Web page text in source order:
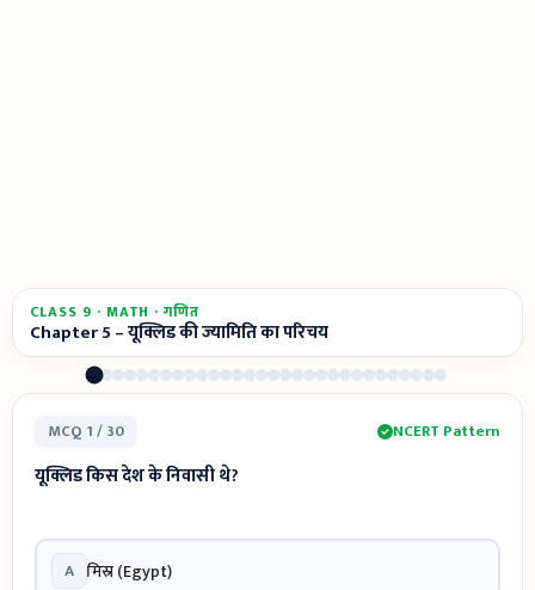
CLASS 9 · MATH · गणित
Chapter 5 – यूक्लिड की ज्यामिति का परिचय
MCQ 1 / 30 NCERT Pattern
यूक्लिड किस देश के निवासी थे?
A मिस्र (Egypt)